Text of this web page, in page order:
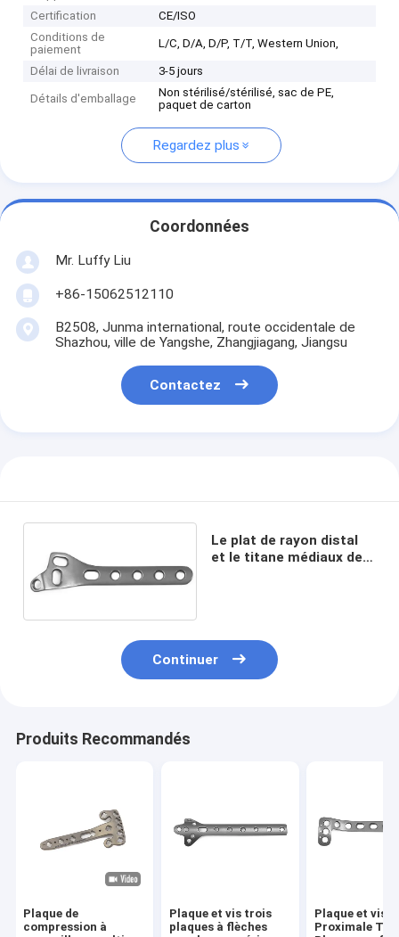
Certification
CE/ISO
Conditions de
paiement
L/C, D/A, D/P, T/T, Western Union,
Délai de livraison 3-5 jours
Détails d'emballage
Non stérilisé/stérilisé, sac de PE,
paquet de carton
Regardez plus
Coordonnées
Mr. Luffy Liu
+86-15062512110
B2508, Junma international, route occidentale de
Shazhou, ville de Yangshe, Zhangjiagang, Jiangsu
Contactez
Le plat de rayon distal
et le titane médiaux de
Continuer
Produits Recommandés
Plaque de
compression à
Plaque et vis trois
plaques à flèches
Plaque et vis
Proximale